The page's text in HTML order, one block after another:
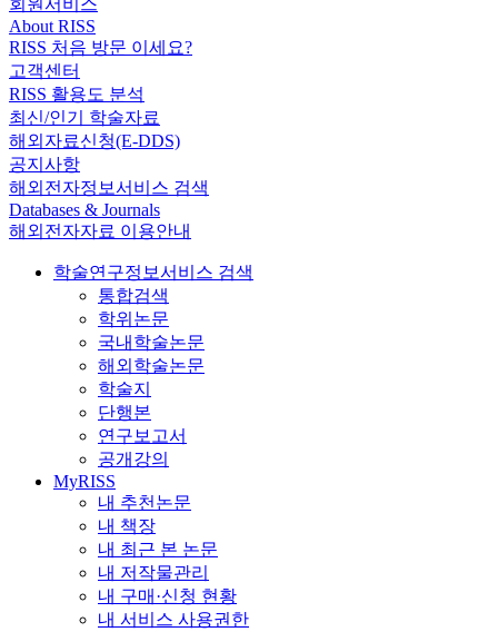
회원서비스
About RISS
RISS 처음 방문 이세요?
고객센터
RISS 활용도 분석
최신/인기 학술자료
해외자료신청(E-DDS)
공지사항
해외전자정보서비스 검색
Databases & Journals
해외전자자료 이용안내
학술연구정보서비스 검색
통합검색
학위논문
국내학술논문
해외학술논문
학술지
단행본
연구보고서
공개강의
MyRISS
내 추천논문
내 책장
내 최근 본 논문
내 저작물관리
내 구매·신청 현황
내 서비스 사용권한